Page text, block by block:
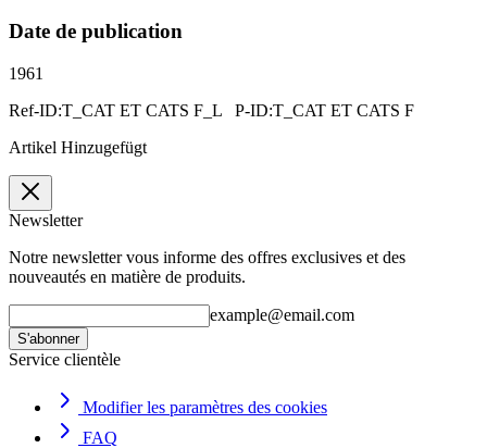
Date de publication
1961
Ref-ID:T_CAT ET CATS F_L P-ID:T_CAT ET CATS F
Artikel Hinzugefügt
Newsletter
Notre newsletter vous informe des offres exclusives et des
nouveautés en matière de produits.
example@email.com
S'abonner
Service clientèle
Modifier les paramètres des cookies
FAQ